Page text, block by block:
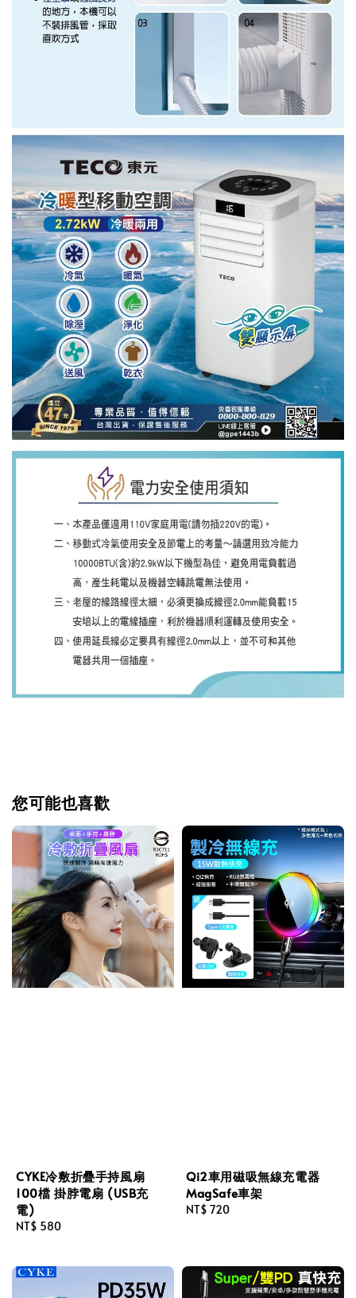
您可能也喜歡
CYKE冷敷折疊手持風扇
100檔 掛脖電扇 (USB充
電)
Regular
NT$ 580
Qi2車用磁吸無線充電器
MagSafe車架
Regular
NT$ 720